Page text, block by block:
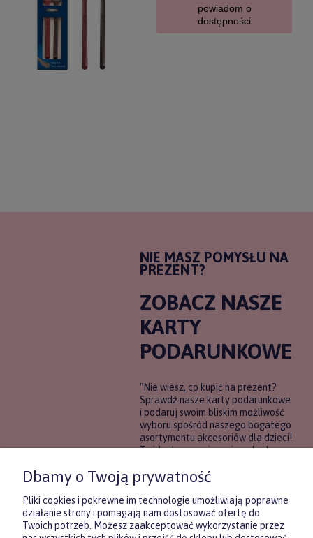
powiadom o
dostępności
NIE MASZ POMYSŁU NA
PREZENT?
ZOBACZ NASZE
KARTY
PODARUNKOWE
"Nie wiesz, co kupić na prezent?
Sprawdź nasze karty podarunkowe
i podaruj swoim bliskim możliwość
wyboru spośród naszego bogatego
asortymentu akcesoriów dla dzieci!
To idealne rozwiązanie, gdy chcesz
pewności, co będzie najbardziej
trafione.
DOWIEDZ SIĘ WIĘCEJ
Dbamy o Twoją prywatność
Pliki cookies i pokrewne im technologie umożliwiają poprawne
działanie strony i pomagają nam dostosować ofertę do
Twoich potrzeb. Możesz zaakceptować wykorzystanie przez